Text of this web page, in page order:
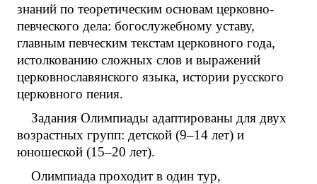
знаний по теоретическим основам церковно-
певческого дела: богослужебному уставу,
главным певческим текстам церковного года,
истолкованию сложных слов и выражений
церковнославянского языка, истории русского
церковного пения.
Задания Олимпиады адаптированы для двух
возрастных групп: детской (9–14 лет) и
юношеской (15–20 лет).
Олимпиада проходит в один тур,